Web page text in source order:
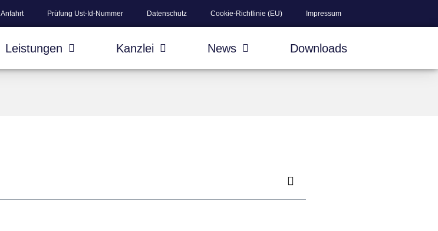
Anfahrt Prüfung Ust-Id-Nummer Datenschutz Cookie-Richtlinie (EU) Impressum
Leistungen Kanzlei News Downloads